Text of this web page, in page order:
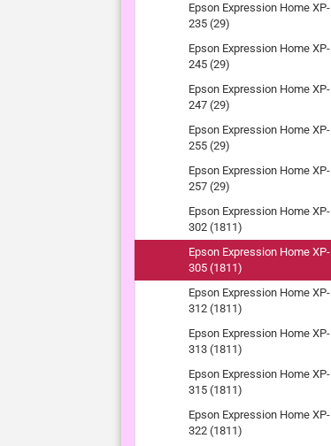
Epson Expression Home XP-
235 (29)
Epson Expression Home XP-
245 (29)
Epson Expression Home XP-
247 (29)
Epson Expression Home XP-
255 (29)
Epson Expression Home XP-
257 (29)
Epson Expression Home XP-
302 (1811)
Epson Expression Home XP-
305 (1811)
Epson Expression Home XP-
312 (1811)
Epson Expression Home XP-
313 (1811)
Epson Expression Home XP-
315 (1811)
Epson Expression Home XP-
322 (1811)